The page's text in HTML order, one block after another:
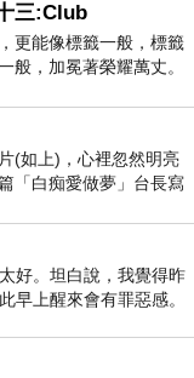
三:Club
更能像標籤一般，標籤
般，加冕著榮耀萬丈。
輕放下的罪證
(如上)，心裡忽然明亮
「白痴愛做夢」台長寫
愛上
好。坦白說，我覺得昨
早上醒來會有罪惡感。